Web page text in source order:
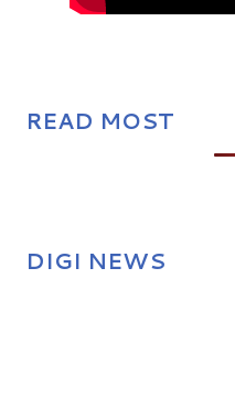
READ MOST
DIGI NEWS